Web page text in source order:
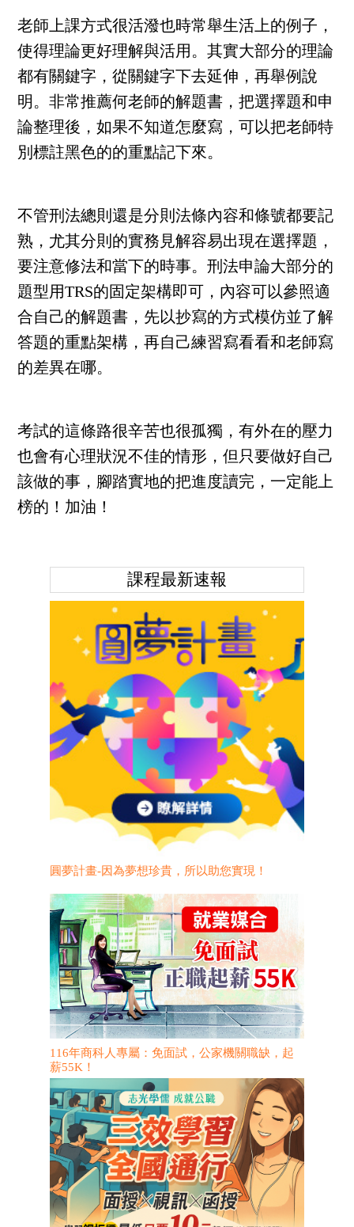
課程最新速報
圓夢計畫-因為夢想珍貴，所以助您實現！
116年商科人專屬：免面試，公家機關職缺，起
薪55K！
老師上課方式很活潑也時常舉生活上的例子，
使得理論更好理解與活用。其實大部分的理論
都有關鍵字，從關鍵字下去延伸，再舉例說
明。非常推薦何老師的解題書，把選擇題和申
論整理後，如果不知道怎麼寫，可以把老師特
別標註黑色的的重點記下來。
不管刑法總則還是分則法條內容和條號都要記
熟，尤其分則的實務見解容易出現在選擇題，
要注意修法和當下的時事。刑法申論大部分的
題型用TRS的固定架構即可，內容可以參照適
合自己的解題書，先以抄寫的方式模仿並了解
答題的重點架構，再自己練習寫看看和老師寫
的差異在哪。
考試的這條路很辛苦也很孤獨，有外在的壓力
也會有心理狀況不佳的情形，但只要做好自己
該做的事，腳踏實地的把進度讀完，一定能上
榜的！加油！